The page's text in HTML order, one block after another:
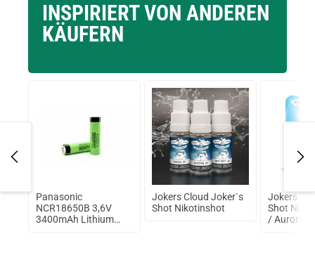
INSPIRIERT VON ANDEREN
KÄUFERN
Panasonic
NCR18650B 3,6V
3400mAh Lithium
Jokers Cloud Joker`s
Shot Nikotinshot
Jokers
Shot
/ Aurora